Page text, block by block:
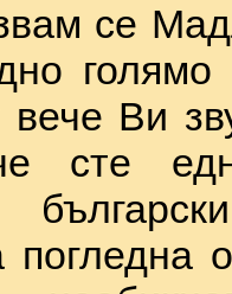
се
голямо
вече Ви
сте